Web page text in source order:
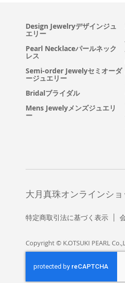
Design Jewelryデザインジュ
エリー
Pearl Necklaceパールネック
レス
Semi-order Jewelyセミオーダ
ージュエリー
Bridalブライダル
Mens Jewelyメンズジュエリ
ー
大月真珠オンラインシ
特定商取引法に基づく表示
Copyright © K.OTSUKI PEARL